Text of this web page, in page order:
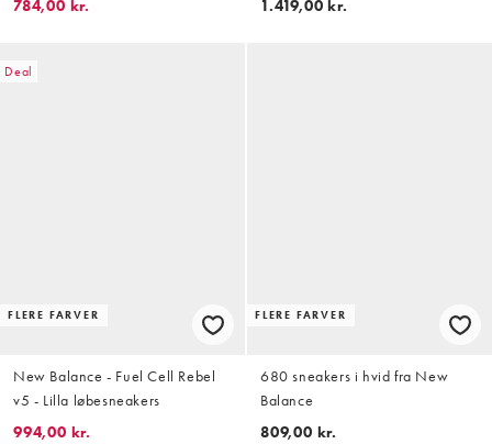
784,00 kr.
1.419,00 kr.
Deal
FLERE FARVER
New Balance - Fuel Cell Rebel
v5 - Lilla løbesneakers
994,00 kr.
FLERE FARVER
680 sneakers i hvid fra New
Balance
809,00 kr.